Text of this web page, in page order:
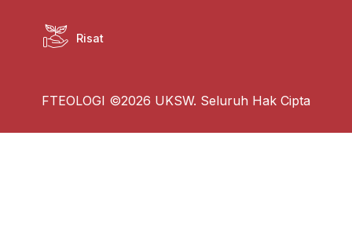
Risat
FTEOLOGI ©2026 UKSW. Seluruh Hak Cipta